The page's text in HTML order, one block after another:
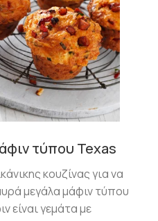
τύπου Texas
κουζίνας για να
μεγάλα μάφιν τύπου
είναι γεμάτα με